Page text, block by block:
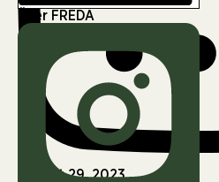
Über FREDA
August 29, 2023